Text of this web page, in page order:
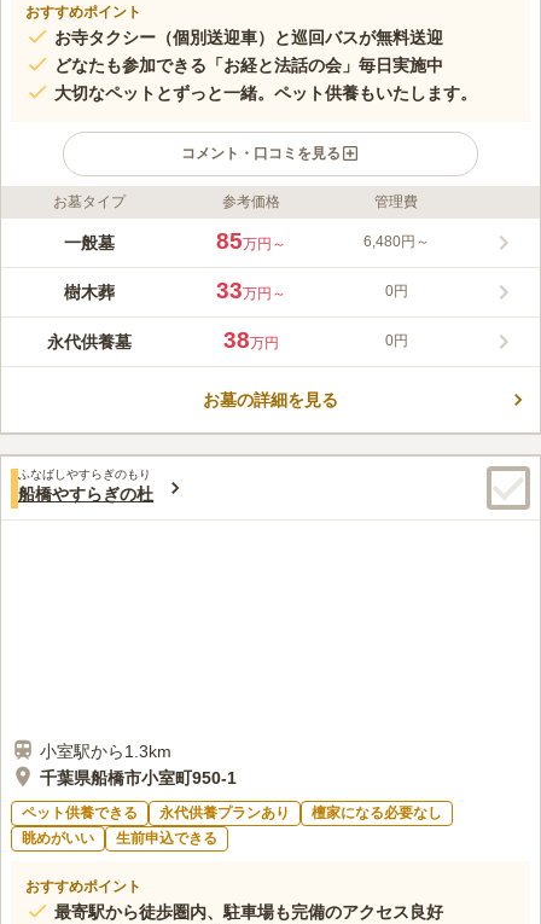
おすすめポイント
お寺タクシー（個別送迎車）と巡回バスが無料送迎
どなたも参加できる「お経と法話の会」毎日実施中
大切なペットとずっと一緒。ペット供養もいたします。
コメント・口コミを見る
ライフドット編集部のコメント
船橋昭和浄苑では、多彩な区画をご用意しており、3㎡～6㎡まで
です。 お参りに必要なものはロビーで揃えておりますので、手
ぶらでお参りできるのも嬉しいポイントです。桶と柄杓が設置さ
も安心してご利用いただけます。 また、アンデルセン公園から
わずか3分の立地にあり、お寺タクシーや無料巡回バスも運行
中。駐車場も完備しているため、お車でのお参りも可能です。
Times」、そして読売新聞にて紹介され、多くの方からご注目い
ただいております。
霊園周辺は、倉庫・資材置き場・公園などでコンビニなどの店舗
はありません。電車利用の際は駅周辺で用がたりるのではないかと思って
います。
お墓タイプ 参考価格 管理費
一般墓 85万円～ 6,480円～
樹木葬 33万円～ 0円
永代供養墓 38万円 0円
お墓の詳細を見る
ふなばしやすらぎのもり
船橋やすらぎの杜
小室駅から1.3km
千葉県船橋市小室町950-1
ペット供養できる 永代供養プランあり
檀家になる必要なし
眺めがいい
生前申込できる
おすすめポイント
最寄駅から徒歩圏内、駐車場も完備のアクセス良好